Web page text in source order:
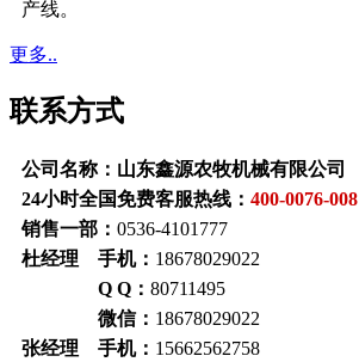
产线。
更多..
联系方式
公司名称：山东鑫源农牧机械有限公司
24小时全国免费客服热线： 400-0076-008
销售一部： 0536-4101777
杜经理 手机： 18678029022
Q Q： 80711495
微信： 18678029022
张经理 手机： 15662562758